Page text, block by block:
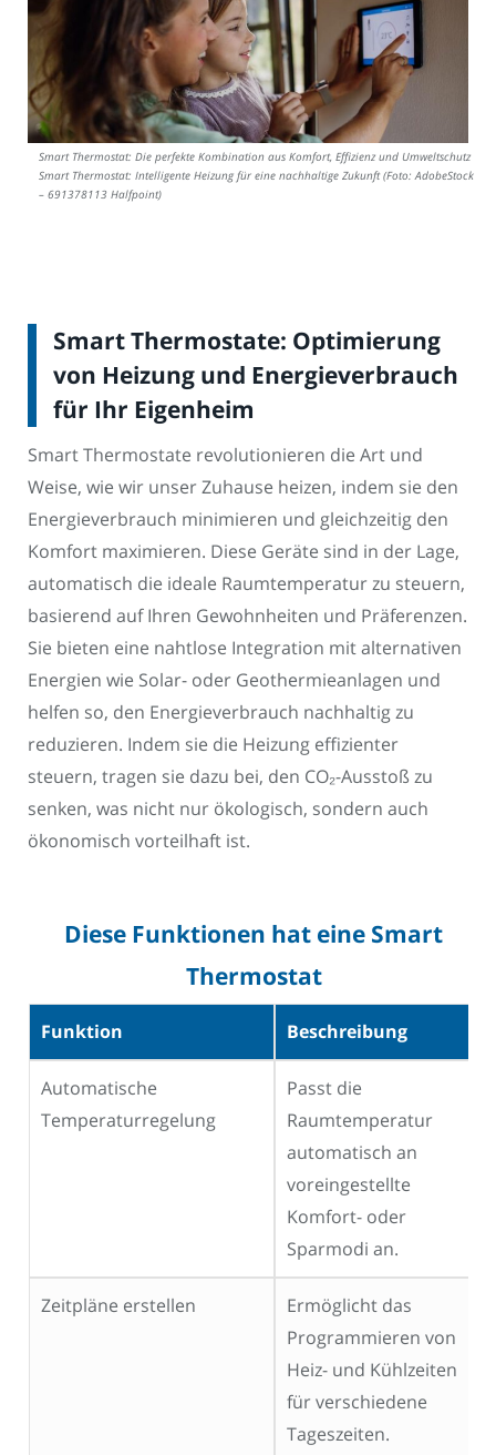
Smart Thermostat: Die perfekte Kombination aus Komfort, Effizienz und Umweltschutz
Smart Thermostat: Intelligente Heizung für eine nachhaltige Zukunft (Foto: AdobeStock
– 691378113 Halfpoint)
Smart Thermostate: Optimierung
von Heizung und Energieverbrauch
für Ihr Eigenheim
Smart Thermostate revolutionieren die Art und
Weise, wie wir unser Zuhause heizen, indem sie den
Energieverbrauch minimieren und gleichzeitig den
Komfort maximieren. Diese Geräte sind in der Lage,
automatisch die ideale Raumtemperatur zu steuern,
basierend auf Ihren Gewohnheiten und Präferenzen.
Sie bieten eine nahtlose Integration mit alternativen
Energien wie Solar- oder Geothermieanlagen und
helfen so, den Energieverbrauch nachhaltig zu
reduzieren. Indem sie die Heizung effizienter
steuern, tragen sie dazu bei, den CO₂-Ausstoß zu
senken, was nicht nur ökologisch, sondern auch
ökonomisch vorteilhaft ist.
Diese Funktionen hat eine Smart
Thermostat
Funktion Beschreibung
Automatische
Temperaturregelung
Passt die
Raumtemperatur
automatisch an
voreingestellte
Komfort- oder
Sparmodi an.
Zeitpläne erstellen
Ermöglicht das
Programmieren von
Heiz- und Kühlzeiten
für verschiedene
Tageszeiten.